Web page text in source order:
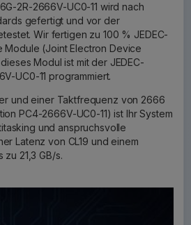
2R-2666V-UC0-11 wird nach
gefertigt und vor der
Wir fertigen zu 100 % JEDEC-
Module (Joint Electron Device
Modul ist mit der JEDEC-
UC0-11 programmiert.
und einer Taktfrequenz von 2666
PC4-2666V-UC0-11) ist Ihr System
und anspruchsvolle
Latenz von CL19 und einem
21,3 GB/s.